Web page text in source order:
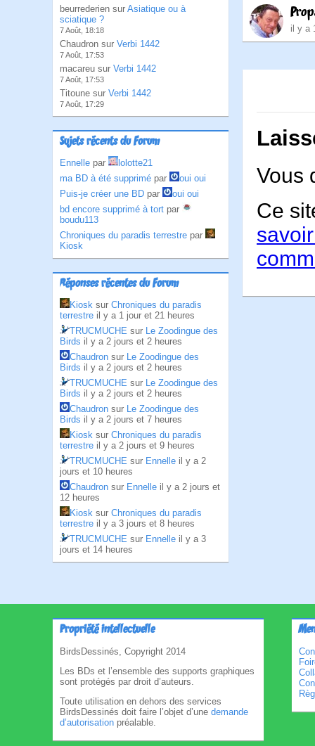
beurrederien sur Asiatique ou à
sciatique ?
7 Août, 18:18
Chaudron sur Verbi 1442
7 Août, 17:53
macareu sur Verbi 1442
7 Août, 17:53
Titoune sur Verbi 1442
7 Août, 17:29
Sujets récents du Forum
Ennelle par
lolotte21
ma BD à été supprimé par
oui oui
Puis-je créer une BD par
oui oui
bd encore supprimé à tort par
boudu113
Chroniques du paradis terrestre par
Kiosk
Réponses récentes du Forum
Kiosk sur Chroniques du paradis
terrestre il y a 1 jour et 21 heures
TRUCMUCHE sur Le Zoodingue des
Birds il y a 2 jours et 2 heures
Chaudron sur Le Zoodingue des
Birds il y a 2 jours et 2 heures
TRUCMUCHE sur Le Zoodingue des
Birds il y a 2 jours et 2 heures
Chaudron sur Le Zoodingue des
Birds il y a 2 jours et 7 heures
Kiosk sur Chroniques du paradis
terrestre il y a 2 jours et 9 heures
TRUCMUCHE sur Ennelle il y a 2
jours et 10 heures
Chaudron sur Ennelle il y a 2 jours et
12 heures
Kiosk sur Chroniques du paradis
terrestre il y a 3 jours et 8 heures
TRUCMUCHE sur Ennelle il y a 3
jours et 14 heures
il y a
Vous
Ce
Propriété intellectuelle
BirdsDessinés, Copyright 2014
Les BDs et l’ensemble des supports graphiques
sont protégés par droit d’auteurs.
Toute utilisation en dehors des services
BirdsDessinés doit faire l’objet d’une demande
d’autorisation préalable.